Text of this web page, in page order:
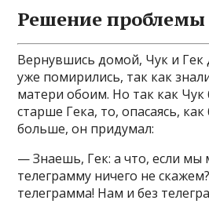
Решение проблемы
Вернувшись домой, Чук и Гек
уже помирились, так как
матери обоим. Но так как
старше Гека, то, опасаясь,
больше, он придумал:
— Знаешь, Гек: а что, если мы
телеграмму ничего не
телеграмма! Нам и без